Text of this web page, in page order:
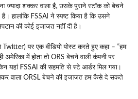
ज्यादा शक्कर वाला है, उसके पुराने स्टॉक को बेचने
है। हालांकि FSSAI ने स्पष्ट किया है कि उसने
की कोई इजाजत नहीं दी है।
पर एक वीडियो पोस्ट करते हुए कहा – “हम
अमेरिका में होता तो ORS बेचने वाली कंपनी पर
यहां FSSAI की सहमति से स्टे आर्डर मिल गया।
वाला ORSL बेचने की इजाजत हम कैसे दे सकते